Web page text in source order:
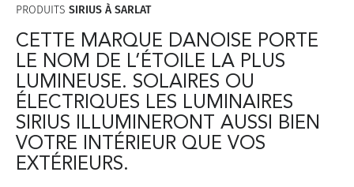
PRODUITS SIRIUS À SARLAT
CETTE MARQUE DANOISE PORTE
LE NOM DE L’ÉTOILE LA PLUS
LUMINEUSE. SOLAIRES OU
ÉLECTRIQUES LES LUMINAIRES
SIRIUS ILLUMINERONT AUSSI BIEN
VOTRE INTÉRIEUR QUE VOS
EXTÉRIEURS.